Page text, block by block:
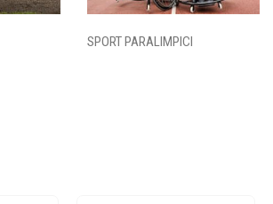
SPORT PARALIMPICI